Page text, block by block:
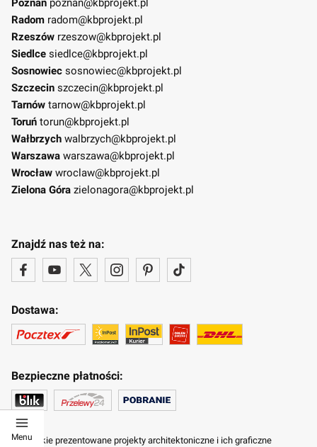
Radom radom@kbprojekt.pl
Rzeszów rzeszow@kbprojekt.pl
Siedlce siedlce@kbprojekt.pl
Sosnowiec sosnowiec@kbprojekt.pl
Szczecin szczecin@kbprojekt.pl
Tarnów tarnow@kbprojekt.pl
Toruń torun@kbprojekt.pl
Wałbrzych walbrzych@kbprojekt.pl
Warszawa warszawa@kbprojekt.pl
Wrocław wroclaw@kbprojekt.pl
Zielona Góra zielonagora@kbprojekt.pl
Znajdź nas też na:
Dostawa:
Bezpieczne płatności:
Wszystkie prezentowane projekty architektoniczne i ich graficzne
Menu